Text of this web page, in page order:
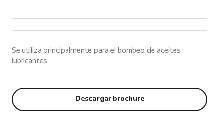
Se utiliza principalmente para el bombeo de aceites
lubricantes.
Descargar brochure